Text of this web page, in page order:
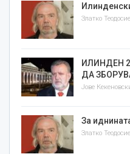
ИЛИНДЕН
ДА
Јове
За